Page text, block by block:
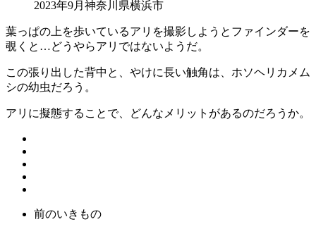
2023年9月神奈川県横浜市
葉っぱの上を歩いているアリを撮影しようとファインダーを
覗くと…どうやらアリではないようだ。
この張り出した背中と、やけに長い触角は、ホソヘリカメム
シの幼虫だろう。
アリに擬態することで、どんなメリットがあるのだろうか。
前のいきもの